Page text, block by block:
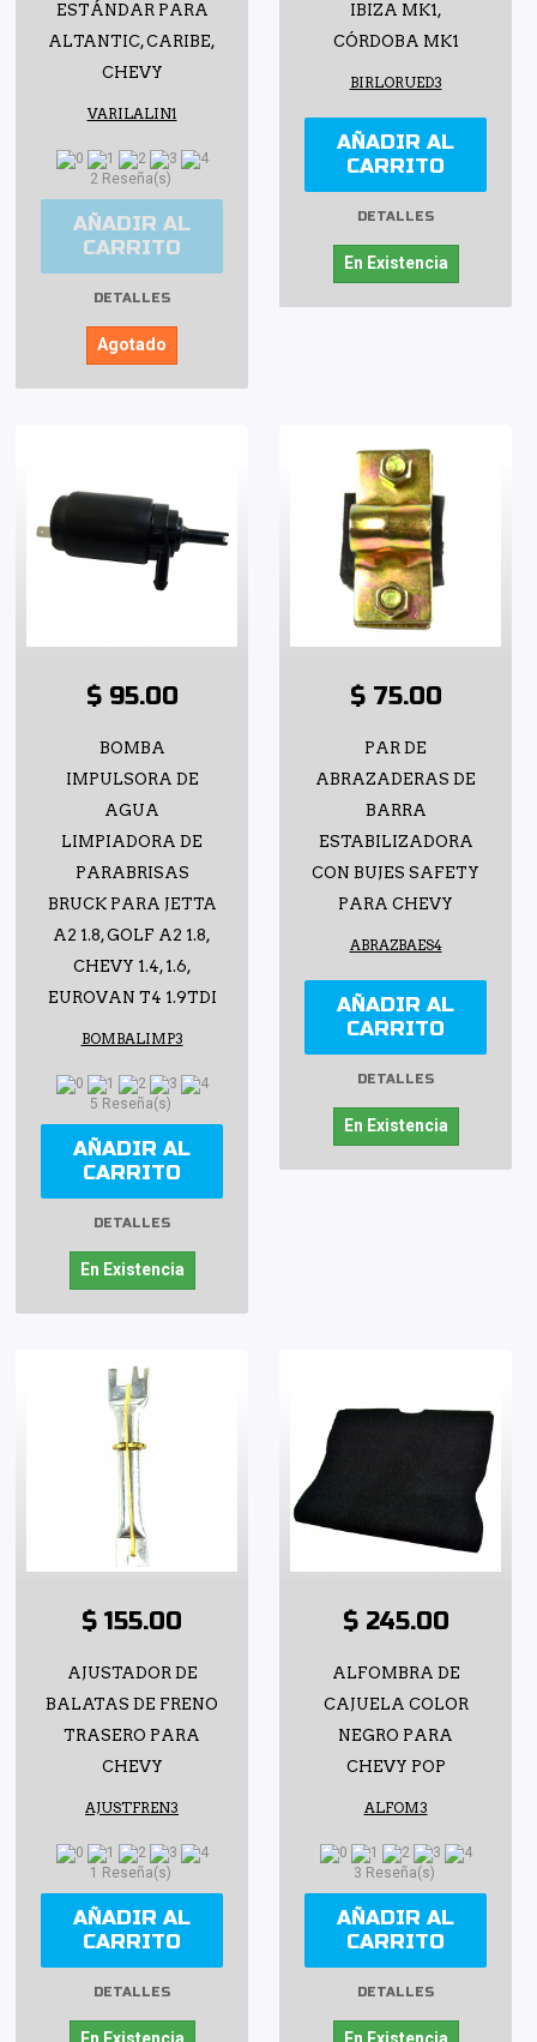
ESTÁNDAR PARA
ALTANTIC, CARIBE,
CHEVY
VARILALIN1
2 Reseña(s)
AÑADIR AL
CARRITO
DETALLES
Agotado
IBIZA MK1,
CÓRDOBA MK1
BIRLORUED3
AÑADIR AL
CARRITO
DETALLES
En Existencia
$ 95.00
BOMBA
IMPULSORA DE
AGUA
LIMPIADORA DE
PARABRISAS
BRUCK PARA JETTA
A2 1.8, GOLF A2 1.8,
CHEVY 1.4, 1.6,
EUROVAN T4 1.9TDI
BOMBALIMP3
5 Reseña(s)
AÑADIR AL
CARRITO
DETALLES
En Existencia
$ 75.00
PAR DE
ABRAZADERAS DE
BARRA
ESTABILIZADORA
CON BUJES SAFETY
PARA CHEVY
ABRAZBAES4
AÑADIR AL
CARRITO
DETALLES
En Existencia
$ 155.00
AJUSTADOR DE
BALATAS DE FRENO
TRASERO PARA
CHEVY
AJUSTFREN3
1 Reseña(s)
AÑADIR AL
CARRITO
DETALLES
En Existencia
$ 245.00
ALFOMBRA DE
CAJUELA COLOR
NEGRO PARA
CHEVY POP
ALFOM3
3 Reseña(s)
AÑADIR AL
CARRITO
DETALLES
En Existencia